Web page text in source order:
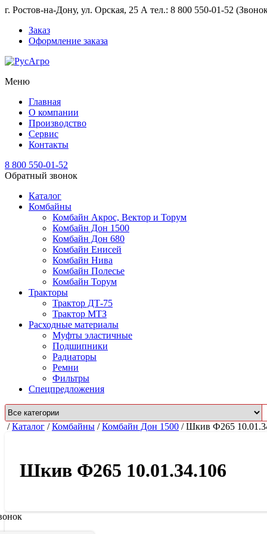
г. Ростов-на-Дону, ул. Орская, 25 А тел.: 8 800 550-01-52
Заказ
Оформление заказа
Меню
Главная
О компании
Производство
Сервис
Контакты
8 800 550-01-52
Обратный звонок
Каталог
Комбайны
Комбайн Акрос, Вектор и Торум
Комбайн Дон 1500
Комбайн Дон 680
Комбайн Енисей
Комбайн Нива
Комбайн Полесье
Комбайн Торум
Тракторы
Трактор ДТ-75
Трактор МТЗ
Расходные материалы
Муфты эластичные
Подшипники
Радиаторы
Ремни
Фильтры
Спецпредложения
/Каталог /Комбайны /Комбайн Дон 1500 /Шкив Ф265
Шкив Ф265 10.01.34.106